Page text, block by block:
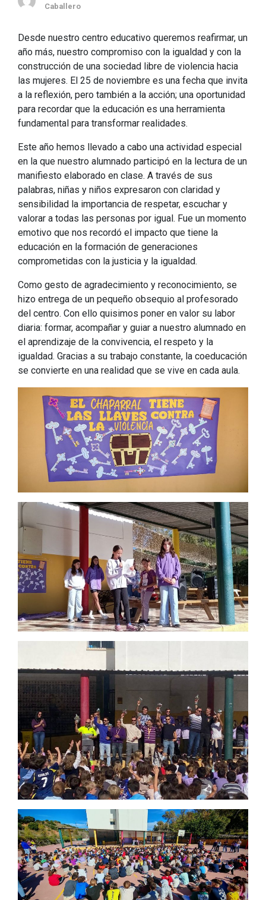
Caballero
Desde nuestro centro educativo queremos reafirmar, un
año más, nuestro compromiso con la igualdad y con la
construcción de una sociedad libre de violencia hacia
las mujeres. El 25 de noviembre es una fecha que invita
a la reflexión, pero también a la acción; una oportunidad
para recordar que la educación es una herramienta
fundamental para transformar realidades.
Este año hemos llevado a cabo una actividad especial
en la que nuestro alumnado participó en la lectura de un
manifiesto elaborado en clase. A través de sus
palabras, niñas y niños expresaron con claridad y
sensibilidad la importancia de respetar, escuchar y
valorar a todas las personas por igual. Fue un momento
emotivo que nos recordó el impacto que tiene la
educación en la formación de generaciones
comprometidas con la justicia y la igualdad.
Como gesto de agradecimiento y reconocimiento, se
hizo entrega de un pequeño obsequio al profesorado
del centro. Con ello quisimos poner en valor su labor
diaria: formar, acompañar y guiar a nuestro alumnado en
el aprendizaje de la convivencia, el respeto y la
igualdad. Gracias a su trabajo constante, la coeducación
se convierte en una realidad que se vive en cada aula.